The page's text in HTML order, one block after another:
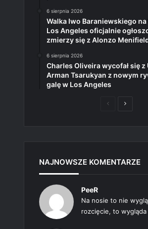
6 sierpnia 2026
Walka Iwo Baraniewskiego na
Los Angeles oficjalnie
zmierzy się z Alonzo
6 sierpnia 2026
Charles Oliveira wycofał się z
Arman Tsarukyan z nowym
galę w Los Angeles
Poprzednia
NAJNOWSZE KOMENTARZE
PeeR
Na nosie to nie
rozcięcie, to wygląda